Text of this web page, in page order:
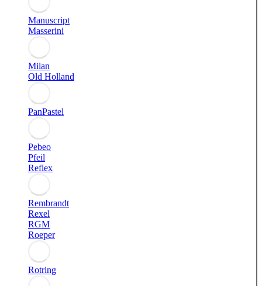
Manuscript
Masserini
Milan
Old Holland
PanPastel
Pebeo
Pfeil
Reflex
Rembrandt
Rexel
RGM
Roeper
Rotring